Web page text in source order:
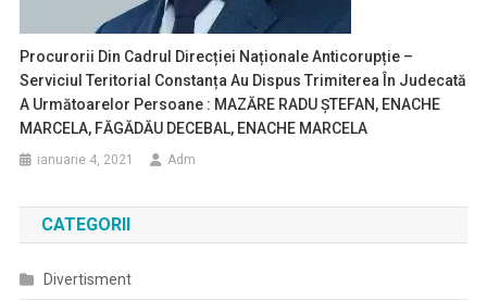
Procurorii Din Cadrul Direcției Naționale Anticorupție –
Serviciul Teritorial Constanța Au Dispus Trimiterea În Judecată
A Următoarelor Persoane : MAZĂRE RADU ȘTEFAN, ENACHE
MARCELA, FĂGĂDĂU DECEBAL, ENACHE MARCELA
ianuarie 4, 2021 Adm
CATEGORII
Divertisment